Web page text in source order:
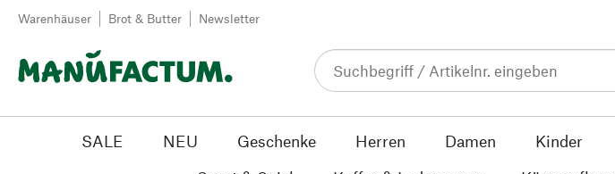
Zum Inhalt springen
Warenhäuser Brot & Butter Newsletter
SALE NEU Geschenke Herren Damen Kinder